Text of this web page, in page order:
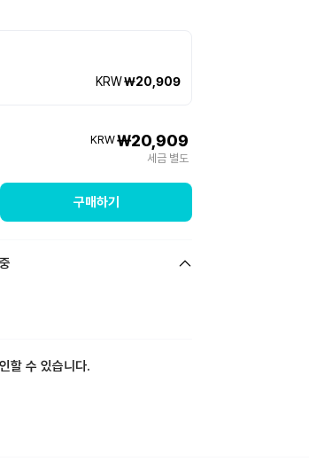
KRW₩20,909
KRW₩20,909
세금 별도
구매하기
할 수 있습니다.